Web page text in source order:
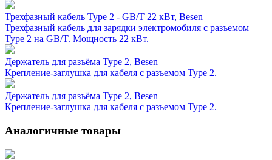
Трехфазный кабель Type 2 - GB/T 22 кВт, Besen
Трехфазный кабель для зарядки электромобиля с разъемом
Type 2 на GB/T. Мощность 22 кВт.
Держатель для разъёма Type 2, Besen
Крепление-заглушка для кабеля с разъемом Type 2.
Держатель для разъёма Type 2, Besen
Крепление-заглушка для кабеля с разъемом Type 2.
Аналогичные товары